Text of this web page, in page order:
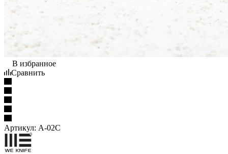
В избранное
Сравнить
Артикул: A-02C